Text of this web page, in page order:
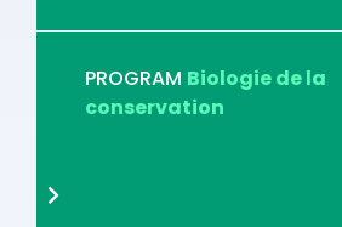
PROGRAM Biologie de la
conservation